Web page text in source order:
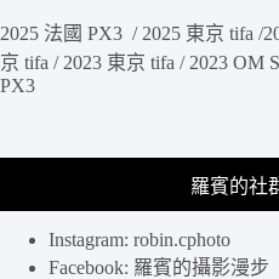
2025 法國 PX3 / 2025 東京 tifa /
京 tifa / 2023 東京 tifa / 2023 OM
PX3
羅賓的社
Instagram: robin.cphoto
Facebook: 羅賓的攝影漫步